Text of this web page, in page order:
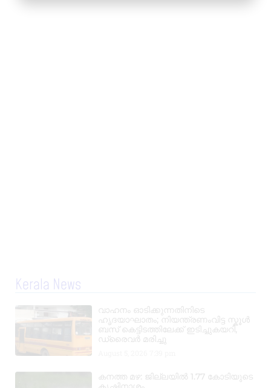
Kerala News
വാഹനം ഓടിക്കുന്നതിനിടെ
ഹൃദയാഘാതം; നിയന്ത്രണംവിട്ട സ്കൂൾ
ബസ് കെട്ടിടത്തിലേക്ക് ഇടിച്ചുകയറി,
ഡ്രൈവർ മരിച്ചു
കനത്ത മഴ: ജില്ലയിൽ 1.77 കോടിയുടെ